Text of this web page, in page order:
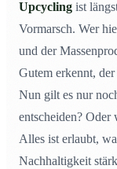
Upcycling ist
Vormarsch. Wer
und der
Gutem erkennt,
Nun gilt es nur
entscheiden?
Alles ist erlaubt,
Nachhaltigkeit